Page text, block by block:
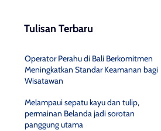
Tulisan Terbaru
Operator Perahu di Bali Berkomitmen
Meningkatkan Standar Keamanan bagi
Wisatawan
Melampaui sepatu kayu dan tulip,
permainan Belanda jadi sorotan
panggung utama